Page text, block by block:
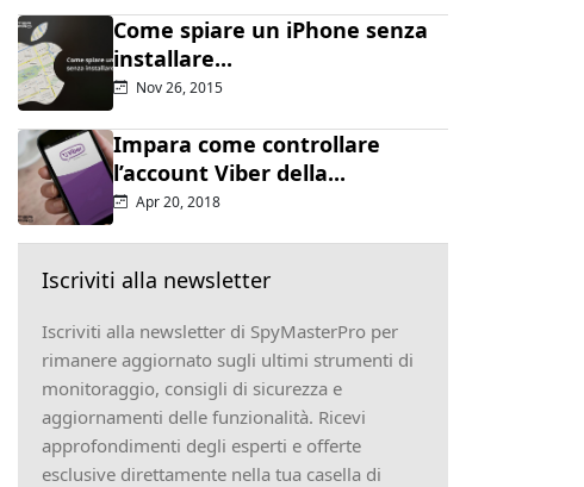
Come spiare un iPhone senza
installare...
Nov 26, 2015
Impara come controllare
l’account Viber della...
Apr 20, 2018
Iscriviti alla newsletter
Iscriviti alla newsletter di SpyMasterPro per
rimanere aggiornato sugli ultimi strumenti di
monitoraggio, consigli di sicurezza e
aggiornamenti delle funzionalità. Ricevi
approfondimenti degli esperti e offerte
esclusive direttamente nella tua casella di